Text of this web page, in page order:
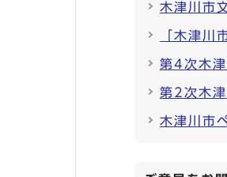
木津川市
「木津川
第4次木
第2次木
木津川市